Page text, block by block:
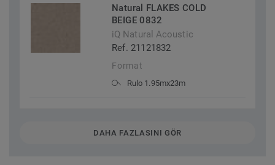
Natural FLAKES COLD
BEIGE 0832
iQ Natural Acoustic
Ref. 21121832
Format
Rulo 1.95mx23m
DAHA FAZLASINI GÖR